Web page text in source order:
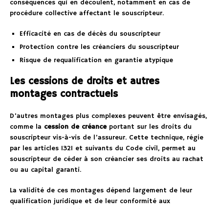
conséquences qui en découlent, notamment en cas de
procédure collective affectant le souscripteur.
Efficacité en cas de décès du souscripteur
Protection contre les créanciers du souscripteur
Risque de requalification en garantie atypique
Les cessions de droits et autres
montages contractuels
D’autres montages plus complexes peuvent être envisagés,
comme la cession de créanceportant sur les droits du
souscripteur vis-à-vis de l’assureur. Cette technique, régie
par les articles 1321 et suivants du Code civil, permet au
souscripteur de céder à son créancier ses droits au rachat
ou au capital garanti.
La validité de ces montages dépend largement de leur
qualification juridique et de leur conformité aux